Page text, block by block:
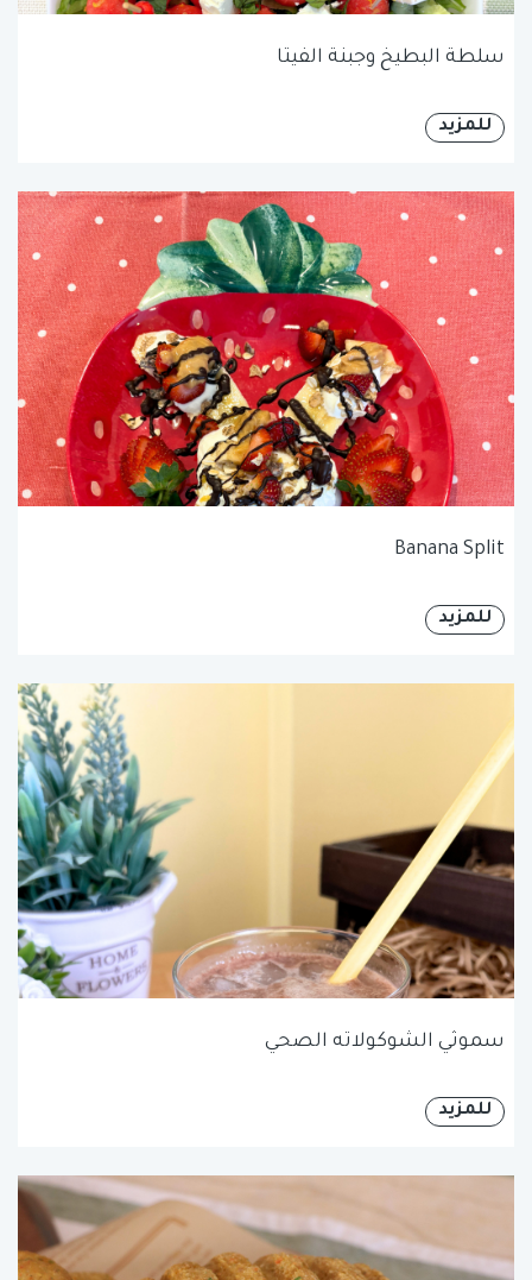
سلطة البطيخ وجبنة الفيتا
للمزيد
Banana Split
للمزيد
سموثي الشوكولاته الصحي
للمزيد